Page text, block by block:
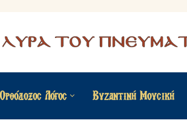
Ορθόδοξος Λόγος Βυζαντινή Μουσική